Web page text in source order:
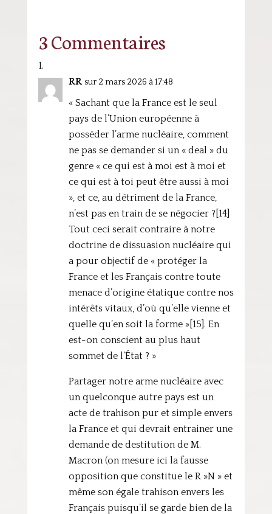
3 Commentaires
RR sur 2 mars 2026 à 17:48
« Sachant que la France est le seul
pays de l’Union européenne à
posséder l’arme nucléaire, comment
ne pas se demander si un « deal » du
genre « ce qui est à moi est à moi et
ce qui est à toi peut être aussi à moi
», et ce, au détriment de la France,
n’est pas en train de se négocier ?[14]
Tout ceci serait contraire à notre
doctrine de dissuasion nucléaire qui
a pour objectif de « protéger la
France et les Français contre toute
menace d’origine étatique contre nos
intérêts vitaux, d’où qu’elle vienne et
quelle qu’en soit la forme »[15]. En
est-on conscient au plus haut
sommet de l’État ? »
Partager notre arme nucléaire avec
un quelconque autre pays est un
acte de trahison pur et simple envers
la France et qui devrait entrainer une
demande de destitution de M.
Macron (on mesure ici la fausse
opposition que constitue le R »N » et
même son égale trahison envers les
Français puisqu’il se garde bien de la